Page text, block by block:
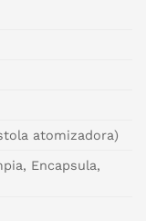
atomizadora)
Encapsula,